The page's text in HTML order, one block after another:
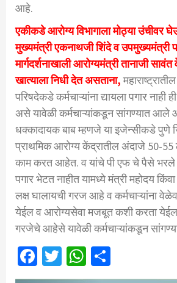
आहे.
एकीकडे आरोग्य विभागाला मोठ्या उंचीवर
मुख्यमंत्री एकनाथजी शिंदे व उपमुख्यमंत्री
मार्गदर्शनाखाली आरोग्यमंत्री तानाजी
खात्याला निधी देत असताना,
परिषदेकडे कर्मचाऱ्यांना द्यायला पगार नाही
असे यावेळी कर्मचाऱ्यांकडून सांगण्यात आले
धक्कादायक बाब म्हणजे या इजेन्सीकडे पुणे
प्राथमिक आरोग्य केंद्रातील अंदाजे 50-55
काम करत आहेत. व यांचे पी एफ चे पैसे
पगार भेटत नाहीत यामध्ये मंत्री महोदय
लक्ष घालायची गरज आहे व कर्मचाऱ्यांना
येईल व आरोग्यसेवा मजबूत कशी करता
गरजेचे आहेसे यावेळी कर्मचाऱ्यांकडून
Facebook
TwitterWhatsApp